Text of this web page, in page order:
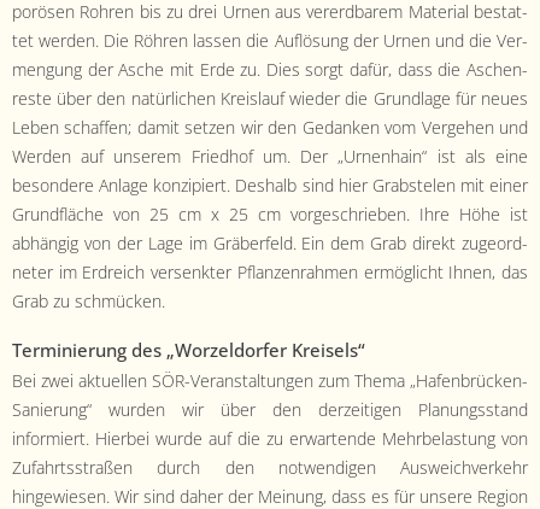
porösen Rohren bis zu drei Urnen aus ver­erd­barem Mate­r­i­al bestat­
tet wer­den. Die Röhren lassen die Auflö­sung der Urnen und die Ver­
men­gung der Asche mit Erde zu. Dies sorgt dafür, dass die Aschen­
reste über den natür­lichen Kreis­lauf wieder die Grund­lage für neues
Leben schaf­fen; damit set­zen wir den Gedanken vom Verge­hen und
Wer­den auf unserem Fried­hof um. Der „Urnen­hain“ ist als eine
beson­dere Anlage konzip­iert. Deshalb sind hier Grab­ste­len mit ein­er
Grund­fläche von 25 cm x 25 cm vorgeschrieben. Ihre Höhe ist
abhängig von der Lage im Gräber­feld. Ein dem Grab direkt zuge­ord­
neter im Erdre­ich versenk­ter Pflanzen­rah­men ermöglicht Ihnen, das
Grab zu schmücken.
Ter­minierung des „Worzel­dor­fer Kreisels“
Bei zwei aktuellen SÖR-Ver­anstal­tun­gen zum The­ma „Hafen­brück­en-
Sanierung“ wur­den wir über den derzeit­i­gen Pla­nungs­stand
informiert. Hier­bei wurde auf die zu erwartende Mehrbe­las­tung von
Zufahrtsstraßen durch den notwendi­gen Auswe­ichverkehr
hingewiesen. Wir sind daher der Mei­n­ung, dass es für unsere Region